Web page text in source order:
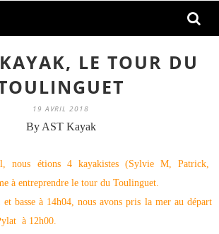
LE TOUR DU
19 AVRIL 2018
By AST Kayak
nous étions 4 kayakistes (Sylvie M, Patrick,
à entreprendre le tour du Toulinguet.
basse à 14h04, nous avons pris la mer au départ
à 12h00.